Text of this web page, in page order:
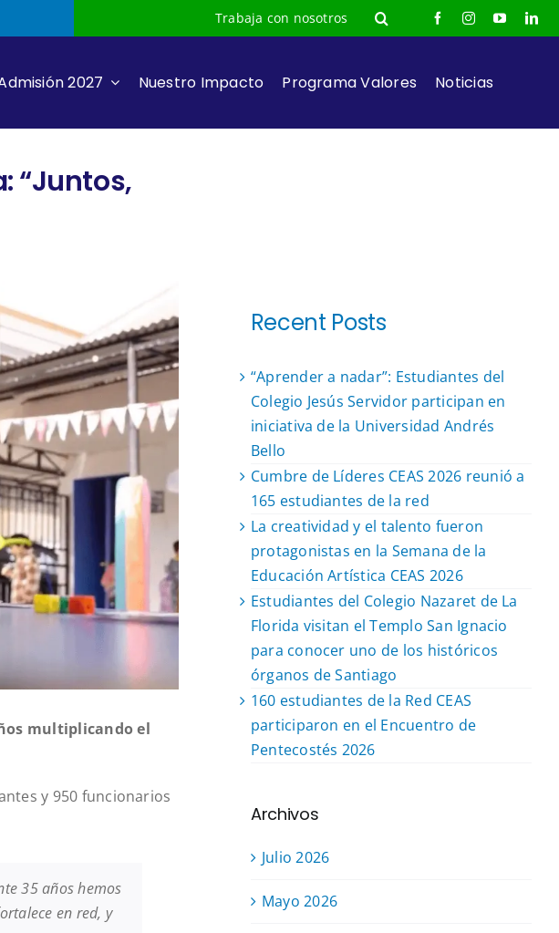
Trabaja con nosotros
2027 Nuestro Impacto Programa Valores Noticias
“Juntos,
multiplicando el
y 950 funcionarios
35 años hemos
en red, y
Recent Posts
“Aprender a nadar”: Estudiantes del
Colegio Jesús Servidor participan en
iniciativa de la Universidad Andrés
Bello
Cumbre de Líderes CEAS 2026 reunió a
165 estudiantes de la red
La creatividad y el talento fueron
protagonistas en la Semana de la
Educación Artística CEAS 2026
Estudiantes del Colegio Nazaret de La
Florida visitan el Templo San Ignacio
para conocer uno de los históricos
órganos de Santiago
160 estudiantes de la Red CEAS
participaron en el Encuentro de
Pentecostés 2026
Archivos
Julio 2026
Mayo 2026